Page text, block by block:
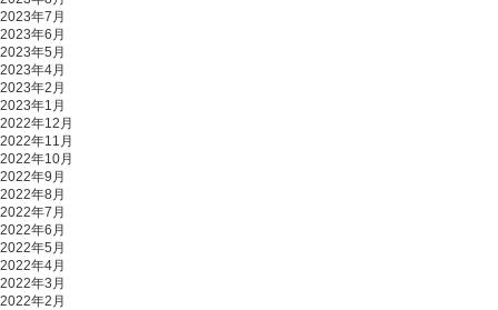
2023年7月
2023年6月
2023年5月
2023年4月
2023年2月
2023年1月
2022年12月
2022年11月
2022年10月
2022年9月
2022年8月
2022年7月
2022年6月
2022年5月
2022年4月
2022年3月
2022年2月